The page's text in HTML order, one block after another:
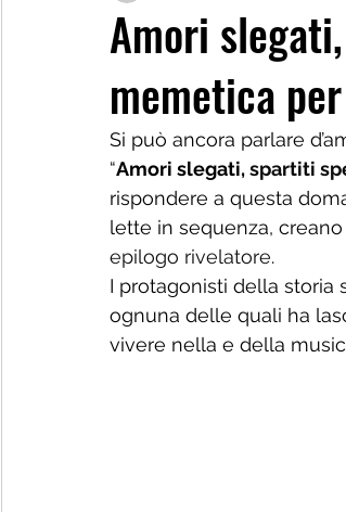
Amori
memetica
Si può ancora parlare
“Amori slegati, spartiti
rispondere a questa
lette in sequenza,
epilogo rivelatore.
I protagonisti della storia
ognuna delle quali ha
vivere nella e della